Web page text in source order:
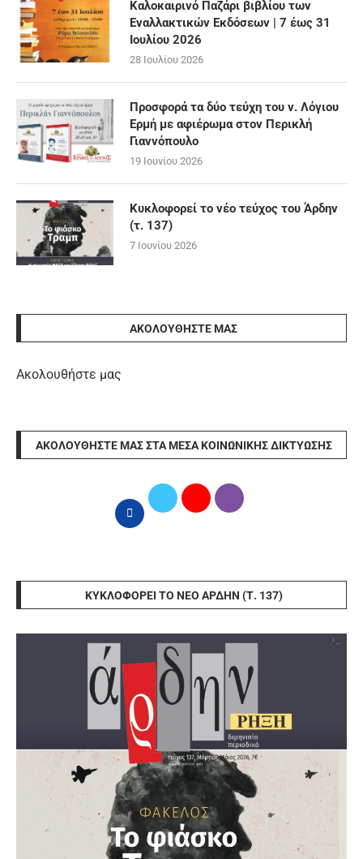
Καλοκαιρινό Παζάρι βιβλίου των
Εναλλακτικών Εκδόσεων | 7 έως 31
Ιουλίου 2026
28 Ιουλίου 2026
Προσφορά τα δύο τεύχη του ν. Λόγιου
Ερμή με αφιέρωμα στον Περικλή
Γιαννόπουλο
19 Ιουνίου 2026
Κυκλοφορεί το νέο τεύχος του Άρδην
(τ. 137)
7 Ιουνίου 2026
ΑΚΟΛΟΥΘΉΣΤΕ ΜΑΣ
Ακολουθήστε μας
ΑΚΟΛΟΥΘΉΣΤΕ ΜΑΣ ΣΤΑ ΜΈΣΑ ΚΟΙΝΩΝΙΚΉΣ ΔΙΚΤΎΩΣΗΣ
ΚΥΚΛΟΦΟΡΕΊ ΤΟ ΝΈΟ ΆΡΔΗΝ (Τ. 137)